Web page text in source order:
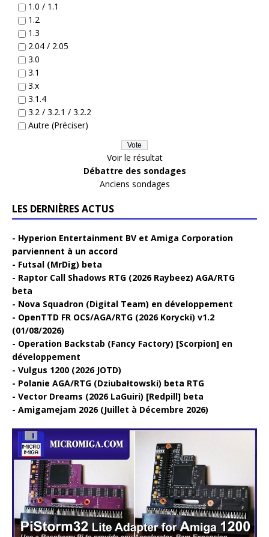
1.0 / 1.1
1.2
1.3
2.04 / 2.05
3.0
3.1
3.x
3.1.4
3.2 / 3.2.1 / 3.2.2
Autre (Préciser)
Voir le résultat
Débattre des sondages
Anciens sondages
LES DERNIÈRES ACTUS
Hyperion Entertainment BV et Amiga Corporation
parviennent à un accord
Futsal (MrDig) beta
Raptor Call Shadows RTG (2026 Raybeez) AGA/RTG
beta
Nova Squadron (Digital Team) en développement
OpenTTD FR OCS/AGA/RTG (2026 Korycki) v1.2
(01/08/2026)
Operation Backstab (Fancy Factory) [Scorpion] en
développement
Vulgus 1200 (2026 JOTD)
Polanie AGA/RTG (Dziubałtowski) beta RTG
Vector Dreams (2026 LaGuiri) [Redpill] beta
Amigamejam 2026 (Juillet à Décembre 2026)